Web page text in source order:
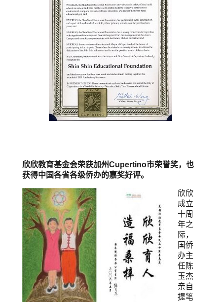
欣欣教育基金会荣获加州Cupertino市荣誉奖，也
获得中国各省各级侨办的嘉奖好评。
欣欣
成立
十周
年之
际，
国侨
办主
任陈
玉杰
亲自
提笔